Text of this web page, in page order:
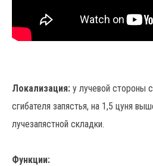
Локализация: у лучевой стороны
сгибателя запястья, на 1,5 цуня
лучезапястной складки.
Функции: